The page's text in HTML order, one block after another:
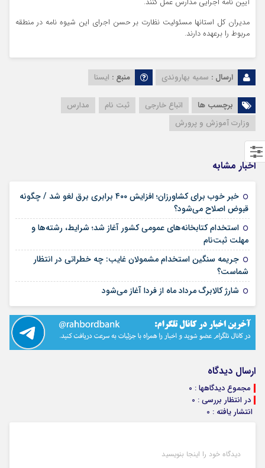
مدیران کل استانها مسئولیت نظارت بر حسن اجرای این شیوه نامه در منطقه
مربوط را برعهده دارند.
ارسال : سمیه بهاروندی منبع : ایسنا
برچسب ها اتباع خارجی ثبت نام
مدارس
وزارت آموزش و پرورش
اخبار مشابه
خبر خوب برای کشاورزان؛ افزایش ۴۰۰ برابری برق لغو شد / چگونه
قبوض اصلاح می‌شود؟
استخدام کتابخانه‌های عمومی کشور آغاز شد؛ شرایط، رشته‌ها و
مهلت ثبت‌نام
جریمه سنگین استخدام مشمولان غایب: چه خطراتی در انتظار
شماست؟
شارژ کالابرگ مرداد ماه از فردا آغاز می‌شود
ارسال دیدگاه
مجموع دیدگاهها : 0
در انتظار بررسی : 0
انتشار یافته : 0
دیدگاه خود را اینجا بنویسید